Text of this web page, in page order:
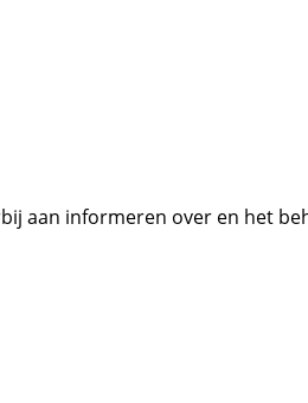
aan informeren over en het